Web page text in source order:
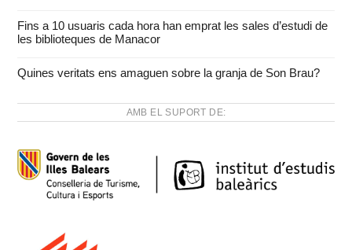
Fins a 10 usuaris cada hora han emprat les sales d’estudi de
les biblioteques de Manacor
Quines veritats ens amaguen sobre la granja de Son Brau?
AMB EL SUPORT DE: